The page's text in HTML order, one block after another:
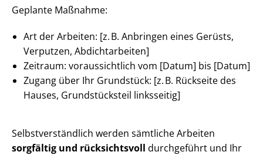
Geplante Maßnahme:
Art der Arbeiten: [z. B. Anbringen eines Gerüsts,
Verputzen, Abdichtarbeiten]
Zeitraum: voraussichtlich vom [Datum] bis [Datum]
Zugang über Ihr Grundstück: [z. B. Rückseite des
Hauses, Grundstücksteil linksseitig]
Selbst­ver­ständ­lich werden sämtliche Arbeiten
sorgfältig und rücksichtsvoll durchgeführt und Ihr